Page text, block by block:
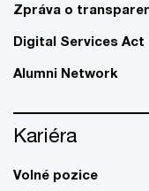
Zpráva o
Digital Services
Alumni Network
Kariéra
Volné pozice